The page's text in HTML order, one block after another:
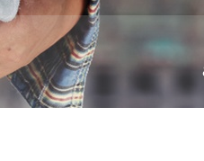
PLZ Gebiet 0
PLZ Gebiet 1
Ingenieurbüro
Dipl.-Ing. Olaf Mende